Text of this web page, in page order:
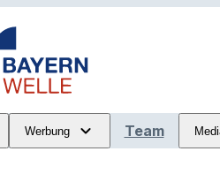
Werbung Team